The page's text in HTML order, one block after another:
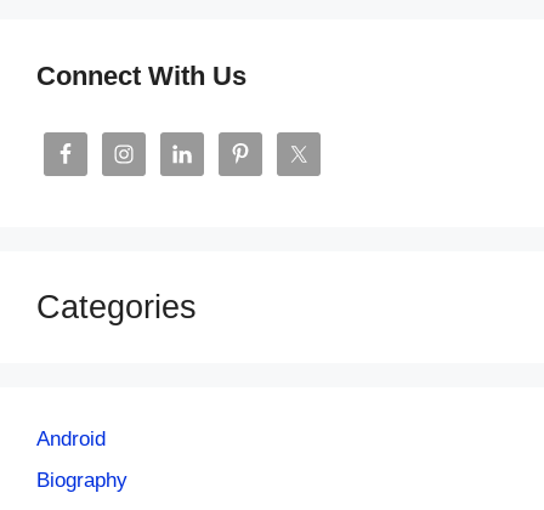
Connect With Us
Categories
Android
Biography